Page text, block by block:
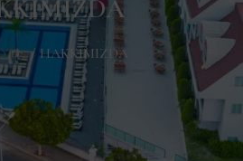
/ HAKKIMIZDA